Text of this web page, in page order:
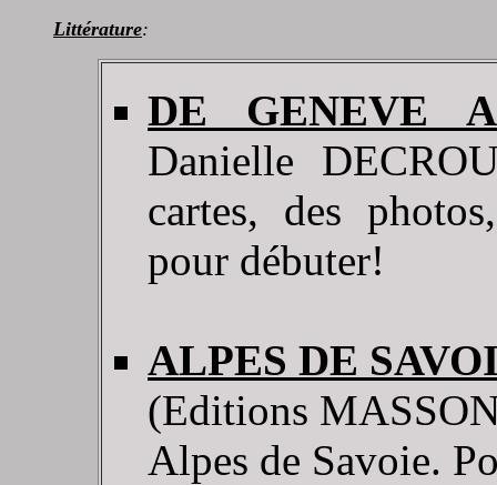
Littérature:
DE GENEVE
Danielle
cartes, des
pour débuter!
ALPES DE
(Editions
Alpes de Savoie.